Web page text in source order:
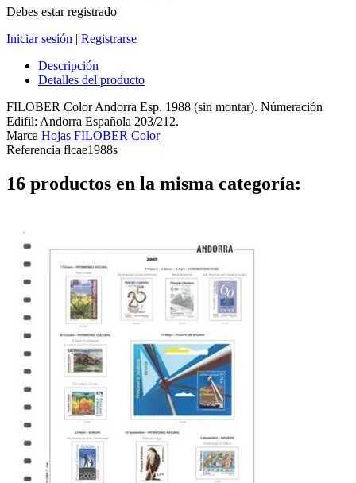
Debes estar registrado
Iniciar sesión | Registrarse
Descripción
Detalles del producto
FILOBER Color Andorra Esp. 1988 (sin montar). Númeración
Edifil: Andorra Española 203/212.
Marca Hojas FILOBER Color
Referencia flcae1988s
16 productos en la misma categoría: